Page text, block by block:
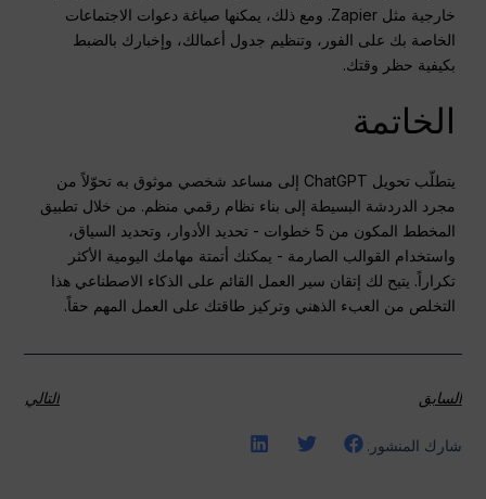
خارجية مثل Zapier. ومع ذلك، يمكنها صياغة دعوات الاجتماعات
الخاصة بك على الفور، وتنظيم جدول أعمالك، وإخبارك بالضبط
بكيفية حظر وقتك.
الخاتمة
يتطلّب تحويل ChatGPT إلى مساعد شخصي موثوق به تحوّلاً من
مجرد الدردشة البسيطة إلى بناء نظام رقمي منظم. من خلال تطبيق
المخطط المكون من 5 خطوات - تحديد الأدوار، وتحديد السياق،
واستخدام القوالب الصارمة - يمكنك أتمتة مهامك اليومية الأكثر
تكراراً. يتيح لك إتقان سير العمل القائم على الذكاء الاصطناعي هذا
التخلص من العبء الذهني وتركيز طاقتك على العمل المهم حقاً.
السابق التالي
شارك المنشور: